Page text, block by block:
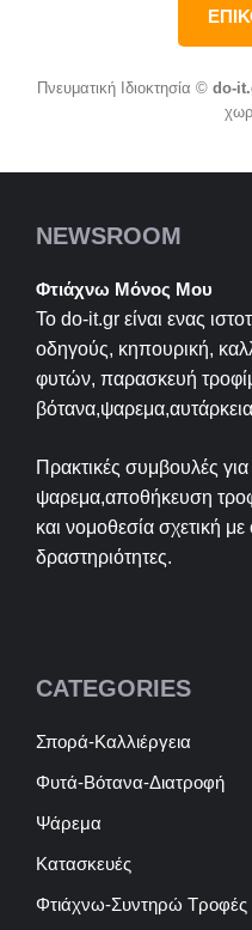
Πνευματική Ιδιοκτησία © do-
NEWSROOM
Φτιάχνω Μόνος Μου
Το do-it.gr είναι ενας
οδηγούς, κηπουρική,
φυτών, παρασκευή
Πρακτικές συμβουλές
ψαρεμα,αποθήκευση
και νομοθεσία σχετική με
δραστηριότητες.
CATEGORIES
Σπορά-Καλλιέργεια
Φυτά-Βότανα-Διατροφή
Ψάρεμα
Κατασκευές
Φτιάχνω-Συντηρώ Τροφές